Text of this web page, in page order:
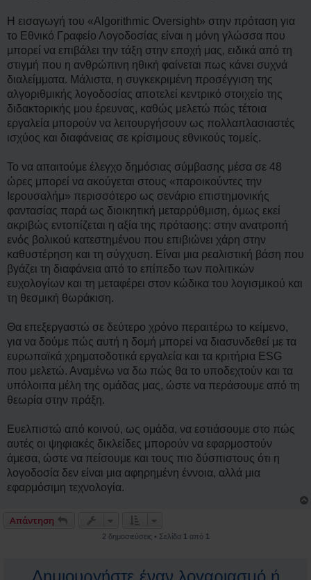
γ
ω
σ
έ
ν
η
δ
η
ο
σ
ί
υ
η
Η εισαγωγή του «Algorithmic Oversight» στην πρόταση για
το Εθνικό Γραφείο Λογοδοσίας είναι η μόνη γλώσσα που
μπορεί να επιβάλει την τάξη στην εποχή μας, ειδικά από τη
στιγμή που η ανθρώπινη ηθική φαίνεται πως κάνει συχνά
διαλείμματα. Μάλιστα, η συγκεκριμένη προσέγγιση της
αλγοριθμικής λογοδοσίας αποτελεί κεντρικό στοιχείο της
διδακτορικής μου έρευνας, καθώς μελετώ πώς τέτοια
εργαλεία μπορούν να λειτουργήσουν ως πολλαπλασιαστές
ισχύος και διαφάνειας σε κρίσιμους εθνικούς τομείς.
Το να απαιτούμε έλεγχο δημόσιας σύμβασης μέσα σε 48
ώρες μπορεί να ακούγεται στους «παροικούντες την
Ιερουσαλήμ» περισσότερο ως σενάριο επιστημονικής
φαντασίας παρά ως διοικητική μεταρρύθμιση, όμως εκεί
ακριβώς εντοπίζεται η αξία της πρότασης: στην ανατροπή
ενός βολικού κατεστημένου που επιβιώνει χάρη στην
καθυστέρηση και τη σύγχυση. Είναι μια ρεαλιστική βάση που
βγάζει τη διαφάνεια από το επίπεδο των πολιτικών
ευχολογίων και τη μεταφέρει στον κώδικα του λογισμικού και
τη θεσμική θωράκιση.
Θα επεξεργαστώ σε δεύτερο χρόνο περαιτέρω το κείμενο,
για να δούμε πώς αυτή η δομή μπορεί να διασυνδεθεί με τα
ευρωπαϊκά χρηματοδοτικά εργαλεία και τα κριτήρια ESG
που μελετώ. Αναμένω να δω πώς θα το υποδεχτούν και τα
υπόλοιπα μέλη της ομάδας μας, ώστε να περάσουμε από τη
θεωρία στην πράξη.
Ευελπιστώ από κοινού, ως ομάδα, να εστιάσουμε στο πώς
αυτές οι ψηφιακές δικλείδες μπορούν να εφαρμοστούν
άμεσα, ώστε να πείσουμε και τους πιο δύσπιστους ότι η
λογοδοσία δεν είναι μια αφηρημένη έννοια, αλλά μια
εφαρμόσιμη τεχνολογία.
Απάντηση
2 δημοσιεύσεις • Σελίδα 1 από 1
Δημιουργήστε έναν λογαριασμό ή